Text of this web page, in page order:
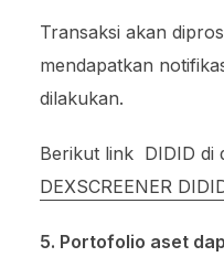
Transaksi akan
mendapatkan
dilakukan.
Berikut link DIDID di
DEXSCREENER
5. Portofolio aset